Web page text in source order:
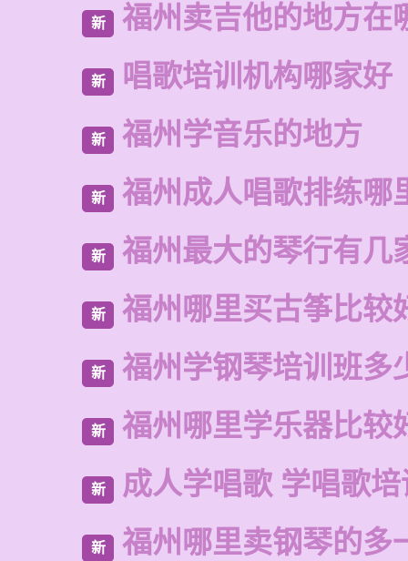
新 福州卖吉他的地方在
新 唱歌培训机构哪家好
新 福州学音乐的地方
新 福州成人唱歌排练哪
新 福州最大的琴行有几
新 福州哪里买古筝比较
新 福州学钢琴培训班多
新 福州哪里学乐器比较
新 成人学唱歌 学唱歌
新 福州哪里卖钢琴的多